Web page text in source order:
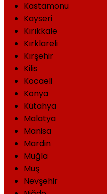
Kastamonu
Kayseri
Kırıkkale
Kırklareli
Kırşehir
Kilis
Kocaeli
Konya
Kütahya
Malatya
Manisa
Mardin
Muğla
Muş
Nevşehir